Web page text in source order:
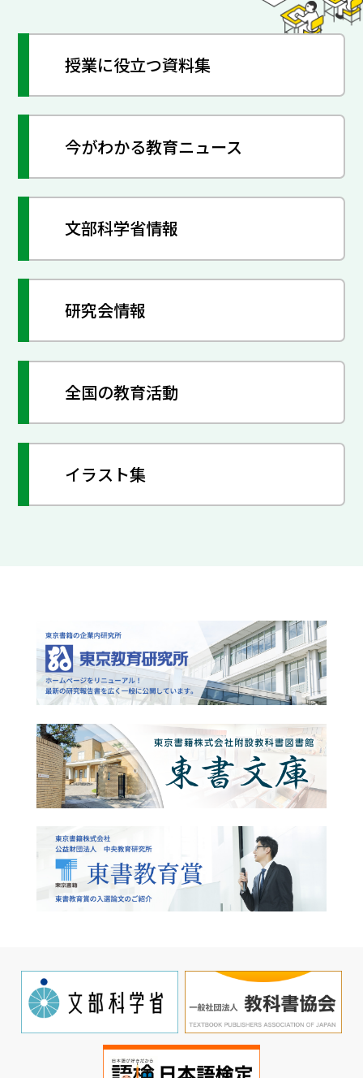
授業に役立つ資料集
今がわかる教育ニュース
文部科学省情報
研究会情報
全国の教育活動
イラスト集